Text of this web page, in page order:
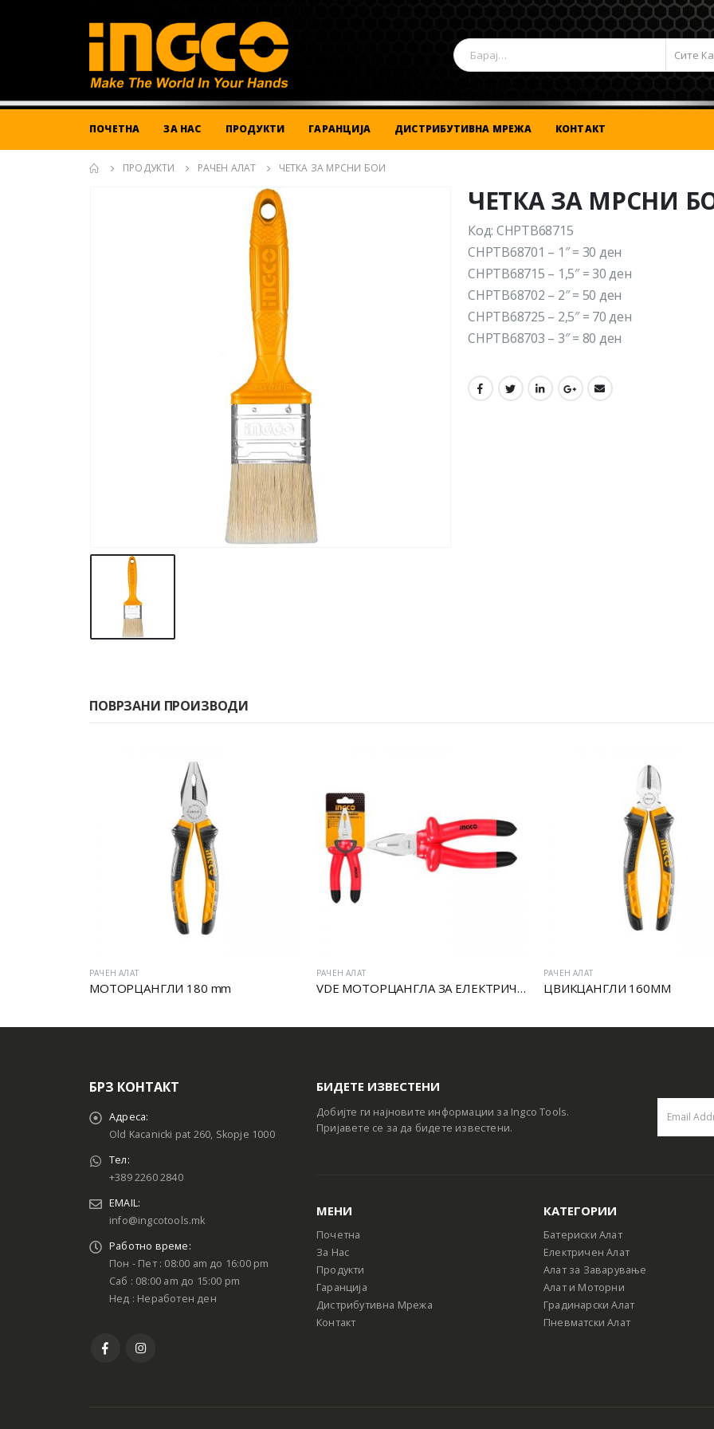
Сите
ПОЧЕТНА ЗА НАС ПРОДУКТИ ГАРАНЦИЈА ДИСТРИБУТИВНА МРЕЖА КОНТАКТ
ПРОДУКТИ РАЧЕН АЛАТ ЧЕТКА ЗА МРСНИ БОИ
ЧЕТКА ЗА МРСНИ
Код: CHPTB68715
CHPTB68701 – 1″ = 30 ден
CHPTB68715 – 1,5″ = 30 ден
CHPTB68702 – 2″ = 50 ден
CHPTB68725 – 2,5″ = 70 ден
CHPTB68703 – 3″ = 80 ден
ПОВРЗАНИ ПРОИЗВОДИ
РАЧЕН АЛАТ
МОТОРЦАНГЛИ 180 mm
РАЧЕН АЛАТ
VDE МОТОРЦАНГЛА ЗА ЕЛЕКТРИЧАРИ
РАЧЕН АЛАТ
ЦВИКЦАНГЛИ 160MM
БРЗ КОНТАКТ
Адреса:
Old Kacanicki pat 260, Skopje 1000
Тел:
+389 2260 2840
EMAIL:
info@ingcotools.mk
Работно време:
Пон - Пет : 08:00 am до 16:00 pm
Саб : 08:00 am до 15:00 pm
Нед : Неработен ден
БИДЕТЕ ИЗВЕСТЕНИ
Добијте ги најновите информации за Ingco Tools.
Пријавете се за да бидете известени.
МЕНИ
Почетна
За Нас
Продукти
Гаранција
Дистрибутивна Мрежа
Контакт
КАТЕГОРИИ
Батериски Алат
Електричен Алат
Алат за Заварување
Алат и Моторни
Градинарски Алат
Пневматски Алат